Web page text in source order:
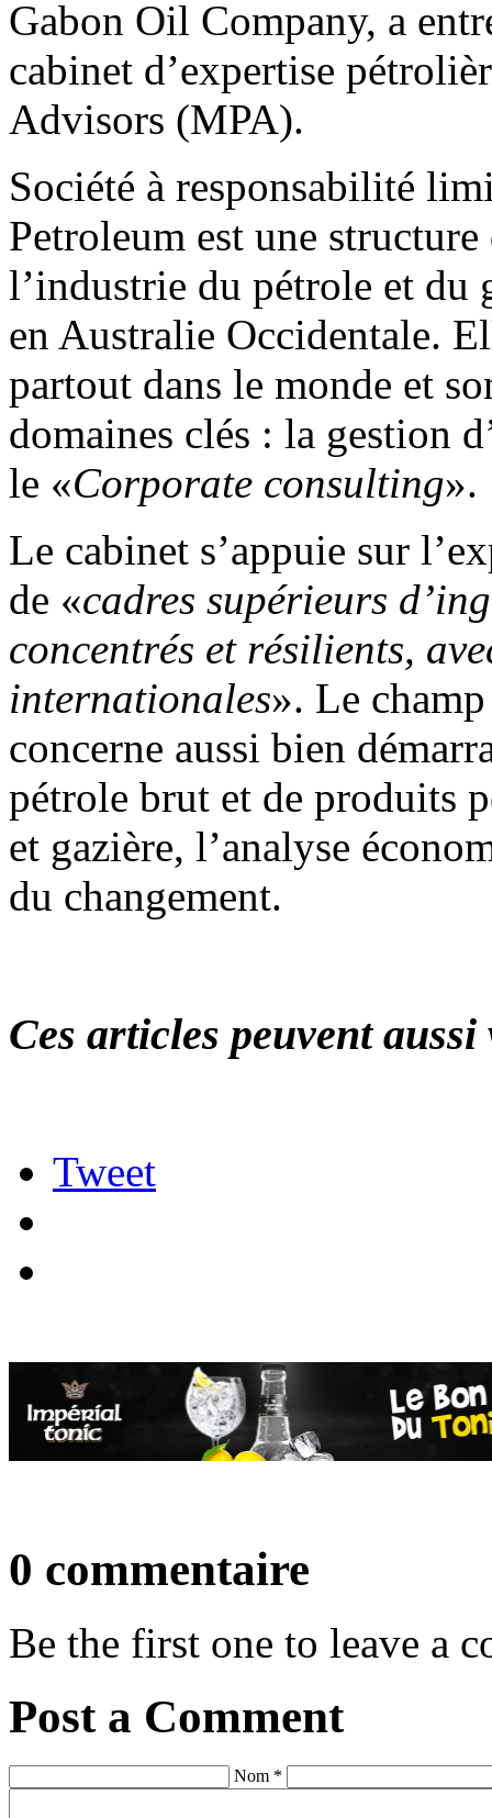
Gabon Oil Company, a
cabinet d’expertise
Advisors (MPA).
Société à responsabilité
Petroleum est une
l’industrie du pétrole et du
en Australie Occidentale.
partout dans le monde et
domaines clés : la gestion
le «Corporate consulting».
Le cabinet s’appuie sur
de «cadres supérieurs
concentrés et résilients,
internationales». Le
concerne aussi bien
pétrole brut et de produits
et gazière, l’analyse
du changement.
Ces articles peuvent
Tweet
0 commentaire
Be the first one to leave a
Post a Comment
Nom *